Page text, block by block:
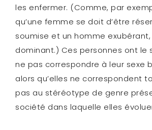
les enfermer. (Comme, par
qu’une femme se doit d’être
soumise et un homme
dominant.) Ces personnes ont le
ne pas correspondre à leur sexe
alors qu’elles ne correspondent
pas au stéréotype de genre
société dans laquelle elles